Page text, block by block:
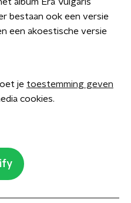
bestaan ook een versie
een akoestische versie
je toestemming geven
cookies.